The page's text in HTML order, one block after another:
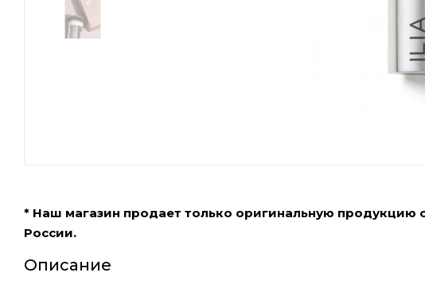
* Наш магазин продает только оригинальную
России.
Описание